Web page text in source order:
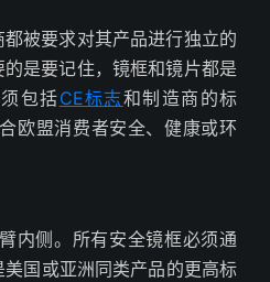
被要求对其产品进行独立的
是要记住，镜框和镜片都是
包括CE标志和制造商的标
欧盟消费者安全、健康或环
内侧。所有安全镜框必须通
国或亚洲同类产品的更高标